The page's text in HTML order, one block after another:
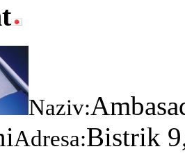
Naziv:
Adresa:Bistrik